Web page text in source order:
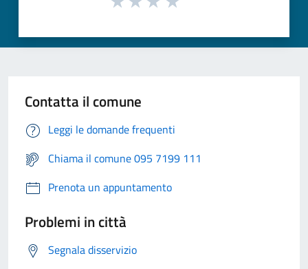
Contatta il comune
Leggi le domande frequenti
Chiama il comune 095 7199 111
Prenota un appuntamento
Problemi in città
Segnala disservizio